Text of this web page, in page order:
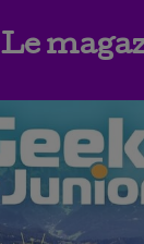
Le